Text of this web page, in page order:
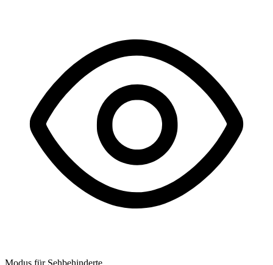
Modus für Sehbehinderte